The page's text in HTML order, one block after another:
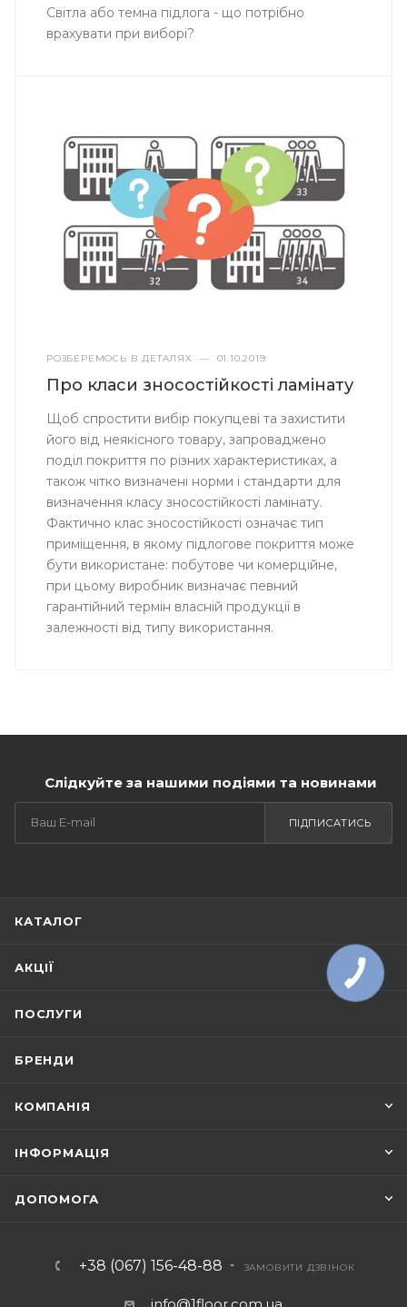
Світла або темна підлога - що потрібно
врахувати при виборі?
РОЗБЕРЕМОСЬ В ДЕТАЛЯХ — 01.10.2019
Про класи зносостійкості ламінату
Щоб спростити вибір покупцеві та захистити
його від неякісного товару, запроваджено
поділ покриття по різних характеристиках, а
також чітко визначені норми і стандарти для
визначення класу зносостійкості ламінату.
Фактично клас зносостійкості означає тип
приміщення, в якому підлогове покриття може
бути використане: побутове чи комерційне,
при цьому виробник визначає певний
гарантійний термін власній продукції в
залежності від типу використання.
Слідкуйте за нашими подіями та новинами
ПІДПИСАТИСЬ
КАТАЛОГ
АКЦІЇ
ПОСЛУГИ
БРЕНДИ
КОМПАНІЯ
ІНФОРМАЦІЯ
ДОПОМОГА
+38 (067) 156-48-88 ЗАМОВИТИ ДЗВІНОК